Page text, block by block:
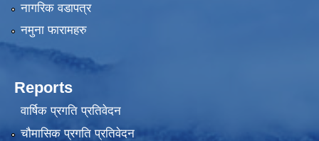
नागरिक वडापत्र
नमुना फारामहरु
Reports
वार्षिक प्रगति प्रतिवेदन
चौमासिक प्रगति प्रतिवेदन